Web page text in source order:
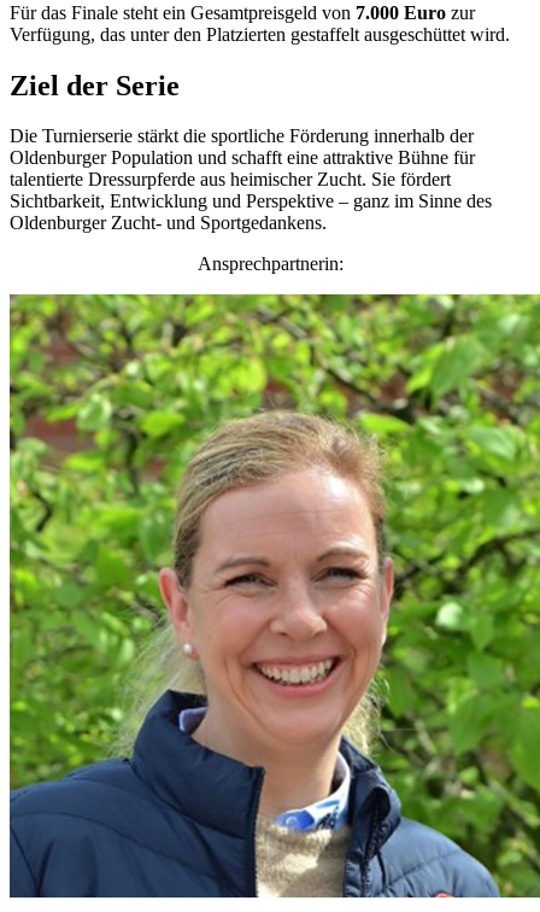
Für das Finale steht ein Gesamtpreisgeld von 7.000 Euro zur
Verfügung, das unter den Platzierten gestaffelt ausgeschüttet wird.
Ziel der Serie
Die Turnierserie stärkt die sportliche Förderung innerhalb der
Oldenburger Population und schafft eine attraktive Bühne für
talentierte Dressurpferde aus heimischer Zucht. Sie fördert
Sichtbarkeit, Entwicklung und Perspektive – ganz im Sinne des
Oldenburger Zucht- und Sportgedankens.
Ansprechpartnerin: